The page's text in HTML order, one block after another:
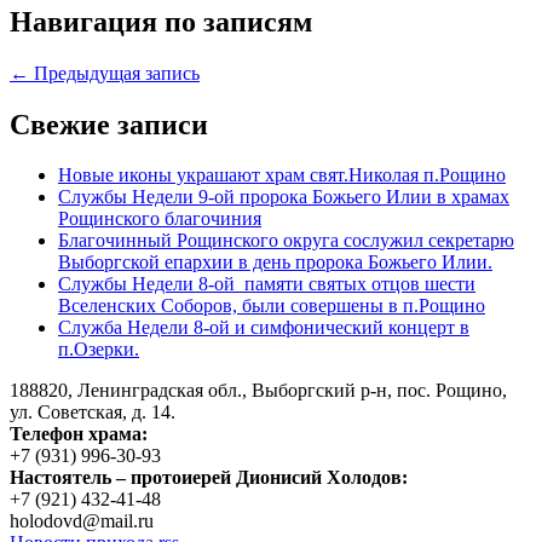
Навигация по записям
← Предыдущая запись
Свежие записи
Новые иконы украшают храм свят.Николая п.Рощино
Службы Недели 9-ой пророка Божьего Илии в храмах
Рощинского благочиния
Благочинный Рощинского округа сослужил секретарю
Выборгской епархии в день пророка Божьего Илии.
Службы Недели 8-ой памяти святых отцов шести
Вселенских Соборов, были совершены в п.Рощино
Служба Недели 8-ой и симфонический концерт в
п.Озерки.
188820, Ленинградская обл., Выборгский р-н, пос. Рощино,
ул. Советская, д. 14.
Телефон храма:
+7 (931) 996-30-93
Настоятель – протоиерей Дионисий Холодов:
+7 (921) 432-41-48
holodovd@mail.ru